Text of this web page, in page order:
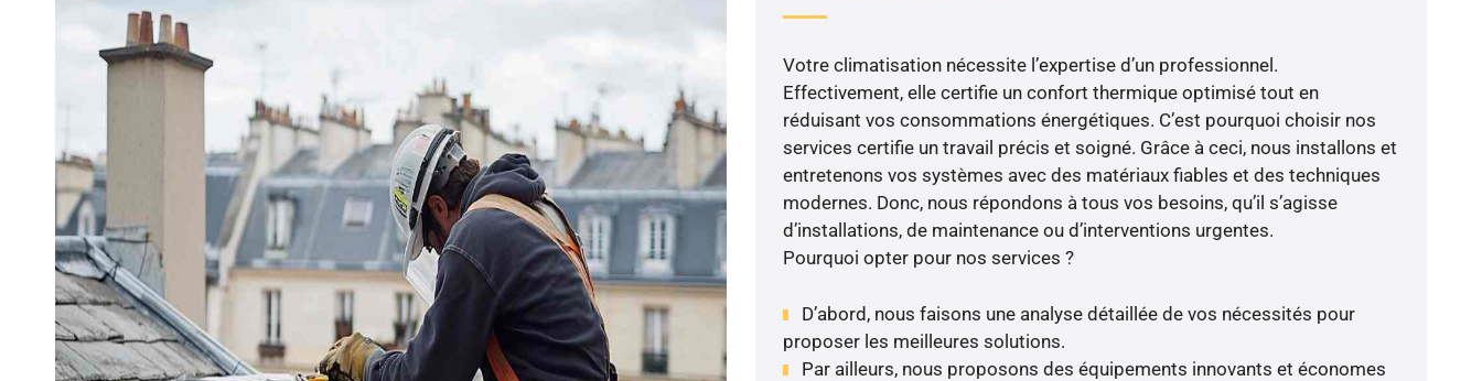
Votre climatisation nécessite l’expertise d’un professionnel.
Effectivement, elle certifie un confort thermique optimisé tout en
réduisant vos consommations énergétiques. C’est pourquoi choisir nos
services certifie un travail précis et soigné. Grâce à ceci, nous installons et
entretenons vos systèmes avec des matériaux fiables et des techniques
modernes. Donc, nous répondons à tous vos besoins, qu’il s’agisse
d’installations, de maintenance ou d’interventions urgentes.
Pourquoi opter pour nos services ?
D’abord, nous faisons une analyse détaillée de vos nécessités pour
proposer les meilleures solutions.
Par ailleurs, nous proposons des équipements innovants et économes